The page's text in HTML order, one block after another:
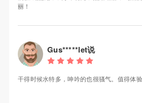
丽！
Gus*****let说
干得时候水特多，呻吟的也很骚气。值得体验